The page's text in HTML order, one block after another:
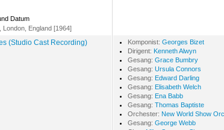
Datum
London, England [1964]
(Studio Cast Recording)
Komponist: Georges Bizet
Dirigent: Kenneth Alwyn
Gesang: Grace Bumbry
Gesang: Ursula Connors
Gesang: Edward Darling
Gesang: Elisabeth Welch
Gesang: Ena Babb
Gesang: Thomas Baptiste
Orchester: New World Show
Gesang: George Webb